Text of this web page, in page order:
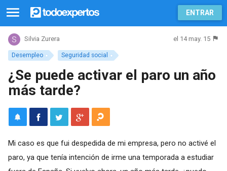
ENTRAR
Desempleo Seguridad social
Silvia Zurera el 14 may. 15
¿Se puede activar el paro un año
más tarde?
Mi caso es que fui despedida de mi empresa, pero no activé el
paro, ya que tenía intención de irme una temporada a estudiar